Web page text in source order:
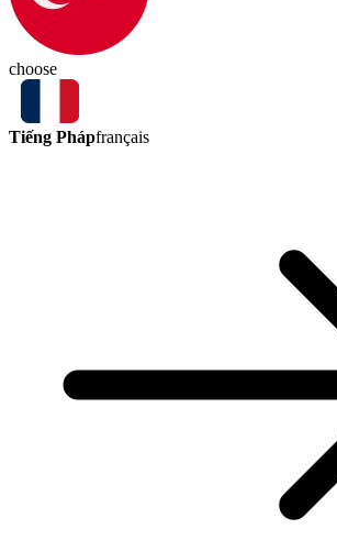
choose
Tiếng Phápfrançais